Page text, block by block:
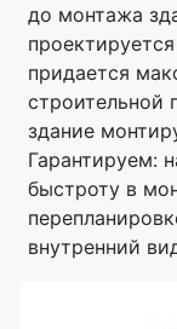
до монтажа
придается
строительной
здание
Гарантируем:
быстроту в
внутренний